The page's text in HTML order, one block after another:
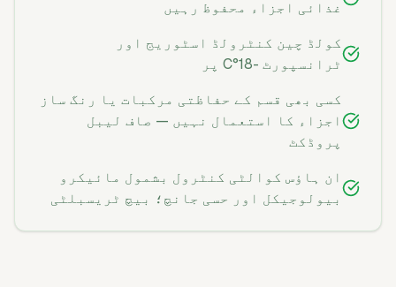
غذائی اجزاء محفوظ رہیں
کولڈ چین کنٹرولڈ اسٹوریج اور
ٹرانسپورٹ -18°C پر
کسی بھی قسم کے حفاظتی مرکبات یا رنگ ساز
اجزاء کا استعمال نہیں — صاف لیبل
پروڈکٹ
ان ہاؤس کوالٹی کنٹرول بشمول مائیکرو
بیولوجیکل اور حسی جانچ؛ بیچ ٹریسبلٹی